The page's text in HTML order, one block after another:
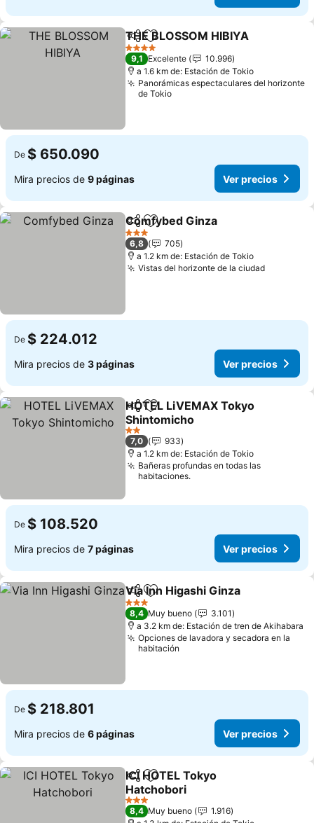
Compartir
Agregar a favoritos
THE BLOSSOM HIBIYA
4 Estrellas
9,1 Excelente
10.996
a 1.6 km de: Estación de Tokio
Panorámicas espectaculares del horizonte
de Tokio
De $ 650.090
Mira precios de 9 páginas Ver precios
CompartirAgregar a favoritos
Comfybed Ginza
3 Estrellas
6,8
705
a 1.2 km de: Estación de Tokio
Vistas del horizonte de la ciudad
De $ 224.012
Mira precios de 3 páginas Ver precios
CompartirAgregar a favoritos
HOTEL LiVEMAX Tokyo
Shintomicho
2 Estrellas
7,0
933
a 1.2 km de: Estación de Tokio
Bañeras profundas en todas las
habitaciones.
De $ 108.520
Mira precios de 7 páginas Ver precios
CompartirAgregar a favoritos
Via Inn Higashi Ginza
3 Estrellas
8,4 Muy bueno
3.101
a 3.2 km de: Estación de tren de Akihabara
Opciones de lavadora y secadora en la
habitación
De $ 218.801
Mira precios de 6 páginas Ver precios
CompartirAgregar a favoritos
ICI HOTEL Tokyo
Hatchobori
3 Estrellas
8,4 Muy bueno
1.916